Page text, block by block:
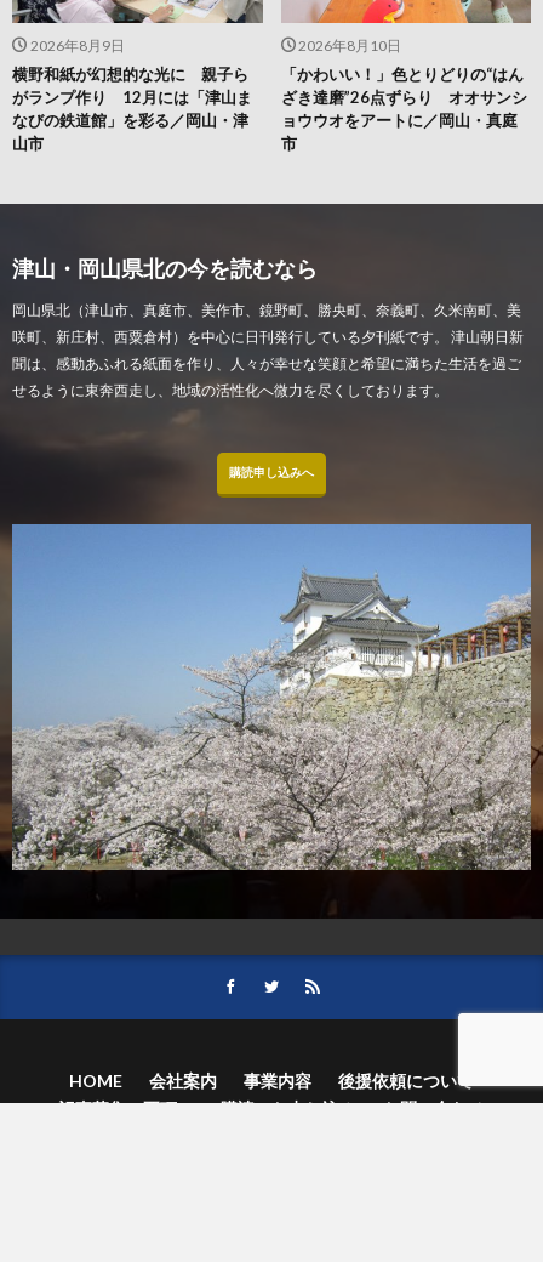
2026年8月10日
「かわいい！」色とりどりの“はん
ざき達磨”26点ずらり オオサンシ
ョウウオをアートに／岡山・真庭
市
2026年8月9日
横野和紙が幻想的な光に 親子ら
がランプ作り 12月には「津山ま
なびの鉄道館」を彩る／岡山・津
山市
津山・岡山県北の今を読むなら
岡山県北（津山市、真庭市、美作市、鏡野町、勝央町、奈義町、久米南町、美
咲町、新庄村、西粟倉村）を中心に日刊発行している夕刊紙です。 津山朝日新
聞は、感動あふれる紙面を作り、人々が幸せな笑顔と希望に満ちた生活を過ご
せるように東奔西走し、地域の活性化へ微力を尽くしております。
購読申し込みへ
HOME 会社案内 事業内容
後援依頼について
記事募集の要項
ご購読のお申し込み
お問い合わせ